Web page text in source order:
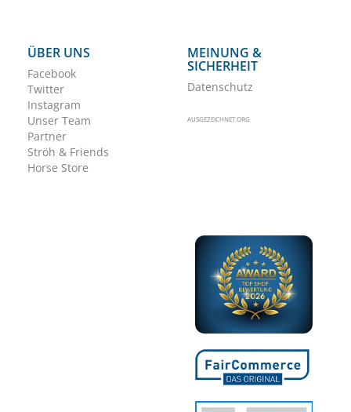
ÜBER UNS
Facebook
Twitter
Instagram
Unser Team
Partner
Ströh & Friends
Horse Store
MEINUNG &
SICHERHEIT
Datenschutz
AUSGEZEICHNET.ORG